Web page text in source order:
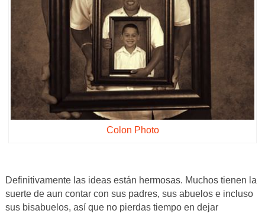
Colon Photo
Definitivamente las ideas están hermosas. Muchos tienen la
suerte de aun contar con sus padres, sus abuelos e incluso
sus bisabuelos, así que no pierdas tiempo en dejar